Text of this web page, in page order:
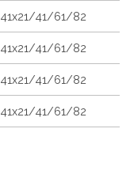
41x21/41/61/82
41x21/41/61/82
41x21/41/61/82
41x21/41/61/82